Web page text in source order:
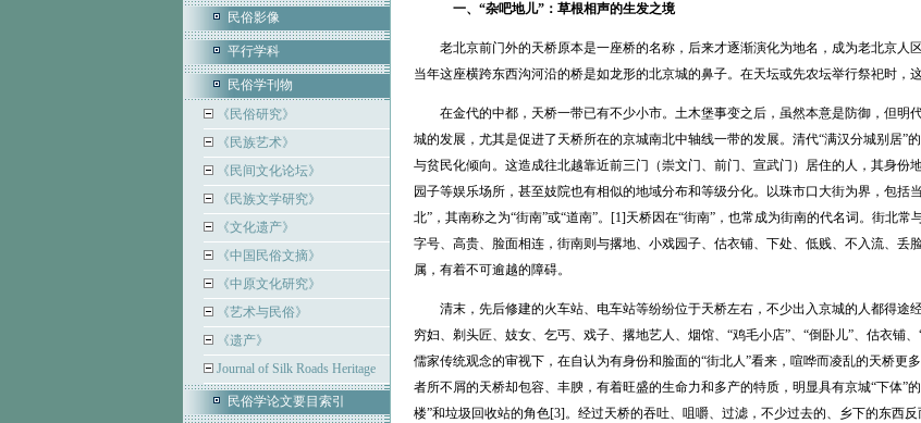
民俗影像
平行学科
民俗学刊物
《民俗研究》
《民族艺术》
《民间文化论坛》
《民族文学研究》
《文化遗产》
《中国民俗文摘》
《中原文化研究》
《艺术与民俗》
《遗产》
Journal of Silk Roads Heritage
民俗学论文要目索引
一、“杂吧地儿”：草根相声的生发之境
老北京前门外的天桥原本是一座桥的名称，后来才逐渐演化为地名，成为老北京人
当年这座横跨东西沟河沿的桥是如龙形的北京城的鼻子。在天坛或先农坛举行祭祀时，
在金代的中都，天桥一带已有不少小市。土木堡事变之后，虽然本意是防御，但明
城的发展，尤其是促进了天桥所在的京城南北中轴线一带的发展。清代“满汉分城别居”
与贫民化倾向。这造成往北越靠近前三门（崇文门、前门、宣武门）居住的人，其身份
园子等娱乐场所，甚至妓院也有相似的地域分布和等级分化。以珠市口大街为界，包括
北”，其南称之为“街南”或“道南”。[1]天桥因在“街南”，也常成为街南的代名词。街北
字号、高贵、脸面相连，街南则与撂地、小戏园子、估衣铺、下处、低贱、不入流、丢
属，有着不可逾越的障碍。
清末，先后修建的火车站、电车站等纷纷位于天桥左右，不少出入京城的人都得途
穷妇、剃头匠、妓女、乞丐、戏子、撂地艺人、烟馆、“鸡毛小店”、“倒卧儿”、估衣铺
儒家传统观念的审视下，在自认为有身份和脸面的“街北人”看来，喧哗而凌乱的天桥更
者所不屑的天桥却包容、丰腴，有着旺盛的生命力和多产的特质，明显具有京城“下体”
楼”和垃圾回收站的角色[3]。经过天桥的吞吐、咀嚼、过滤，不少过去的、乡下的东西